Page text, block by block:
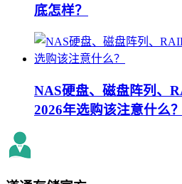
底怎样？
NAS硬盘、磁盘阵列、
2026年选购该注意什么？